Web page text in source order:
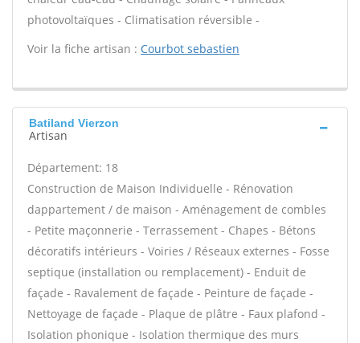
photovoltaïques - Climatisation réversible -
Voir la fiche artisan : Courbot sebastien
Batiland Vierzon
Artisan
Département: 18
Construction de Maison Individuelle - Rénovation
dappartement / de maison - Aménagement de combles
- Petite maçonnerie - Terrassement - Chapes - Bétons
décoratifs intérieurs - Voiries / Réseaux externes - Fosse
septique (installation ou remplacement) - Enduit de
façade - Ravalement de façade - Peinture de façade -
Nettoyage de façade - Plaque de plâtre - Faux plafond -
Isolation phonique - Isolation thermique des murs